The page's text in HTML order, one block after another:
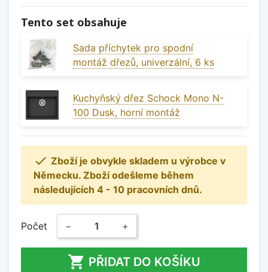
Tento set obsahuje
Sada příchytek pro spodní
montáž dřezů, univerzální, 6 ks
Kuchyňský dřez Schock Mono N-
100 Dusk, horní montáž
 Zboží je obvykle skladem u výrobce v
Německu. Zboží odešleme během
následujících 4 - 10 pracovních dnů.
Počet − +
 PŘIDAT DO KOŠÍKU